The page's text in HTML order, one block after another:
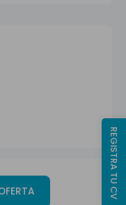
REGISTRA TU CV